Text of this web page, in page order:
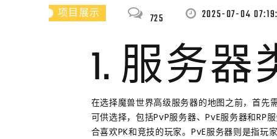
项目展示 725 2025-07-04
1. 服务
在选择魔兽世界高级服务器的地图之前，首先
可供选择，包括PvP服务器、PvE服务器和RP
合喜欢PK和竞技的玩家。PvE服务器则是指玩